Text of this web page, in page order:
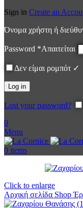
Sign in Create an
Όνομα χρήστη ή
Password *Απαιτείται
Δεν είμαι ρομπότ ✓
Log in
Lost your password?
0
Menu
0 items
Click to enlarge
Αρχική σελίδα Shop